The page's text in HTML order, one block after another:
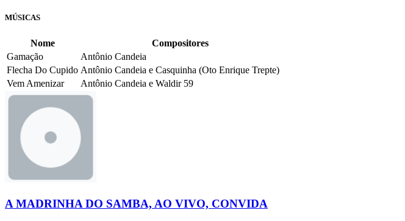
MÚSICAS
Nome
Compositores
Gamação
Antônio Candeia
Flecha Do Cupido Antônio Candeia e Casquinha (Oto Enrique Trepte)
Vem Amenizar
Antônio Candeia e Waldir 59
A MADRINHA DO SAMBA, AO VIVO, CONVIDA